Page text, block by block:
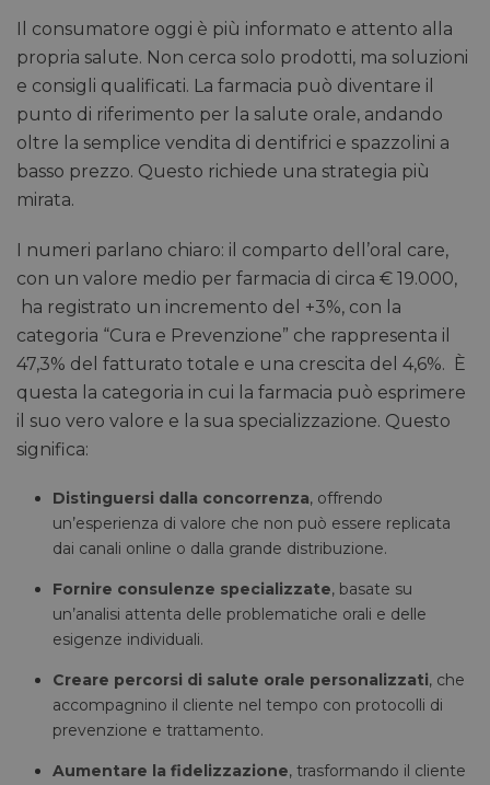
Il consumatore oggi è più informato e attento alla
propria salute. Non cerca solo prodotti, ma soluzioni
e consigli qualificati. La farmacia può diventare il
punto di riferimento per la salute orale, andando
oltre la semplice vendita di dentifrici e spazzolini a
basso prezzo. Questo richiede una strategia più
mirata.
I numeri parlano chiaro: il comparto dell’oral care,
con un valore medio per farmacia di circa € 19.000,
ha registrato un incremento del +3%, con la
categoria “Cura e Prevenzione” che rappresenta il
47,3% del fatturato totale e una crescita del 4,6%. È
questa la categoria in cui la farmacia può esprimere
il suo vero valore e la sua specializzazione. Questo
significa:
Distinguersi dalla concorrenza, offrendo
un’esperienza di valore che non può essere replicata
dai canali online o dalla grande distribuzione.
Fornire consulenze specializzate, basate su
un’analisi attenta delle problematiche orali e delle
esigenze individuali.
Creare percorsi di salute orale personalizzati, che
accompagnino il cliente nel tempo con protocolli di
prevenzione e trattamento.
Aumentare la fidelizzazione, trasformando il cliente